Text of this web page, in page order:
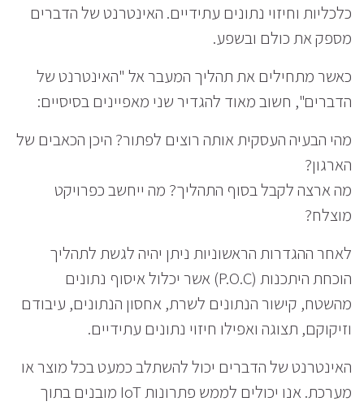
כלכליות וחיזוי נתונים עתידיים. האינטרנט של הדברים
מספק את כולם ובשפע.
כאשר מתחילים את תהליך המעבר אל "האינטרנט של
הדברים", חשוב מאוד להגדיר שני מאפיינים בסיסיים:
מהי הבעיה העסקית אותה רוצים לפתור? היכן הכאבים של
הארגון?
מה ארצה לקבל בסוף התהליך? מה ייחשב כפרויקט
מוצלח?
לאחר ההגדרות הראשוניות ניתן יהיה לגשת לתהליך
הוכחת היתכנות (P.O.C) אשר יכלול איסוף נתונים
מהשטח, קישור הנתונים לשרת, אחסון הנתונים, עיבודם
וזיקוקם, תצוגה ואפילו חיזוי נתונים עתידיים.
האינטרנט של הדברים יכול להשתלב כמעט בכל מוצר או
מערכת. אנו יכולים לממש פתרונות IoT מובנים בתוך